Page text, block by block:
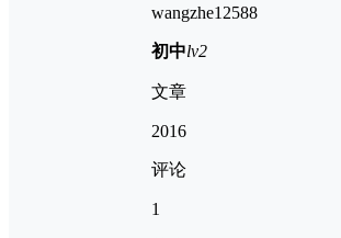
wangzhe12588
初中lv2
文章
2016
评论
1